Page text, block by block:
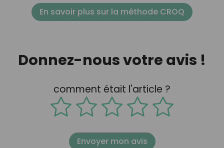
En savoir plus sur la méthode CROQ
Donnez-nous votre avis !
comment était l'article ?
Envoyer mon avis